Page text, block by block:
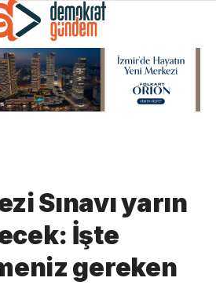
Sınavı yarın
İşte
gereken